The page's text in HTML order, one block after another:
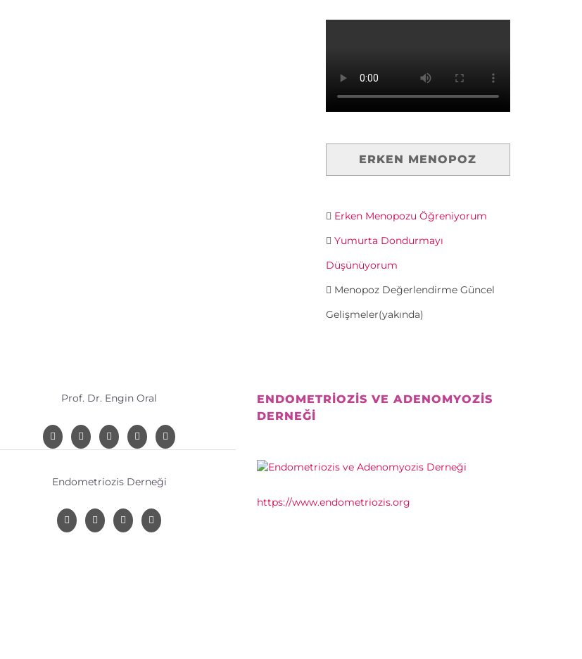
ERKEN MENOPOZ
Erken Menopozu Öğreniyorum
Yumurta Dondurmayı
Düşünüyorum
Menopoz Değerlendirme Güncel
Gelişmeler(yakında)
Prof. Dr. Engin Oral
Endometriozis Derneği
ENDOMETRIOZIS VE ADENOMYOZIS
DERNEĞI
https://www.endometriozis.org